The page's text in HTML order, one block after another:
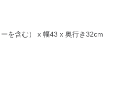
を含む） x 幅43 x 奥行き32cm